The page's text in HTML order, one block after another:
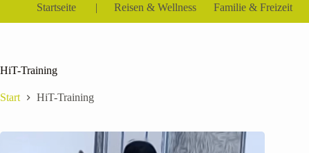
Startseite Reisen & Wellness Familie & Freizeit
HiT-Training
Start HiT-Training